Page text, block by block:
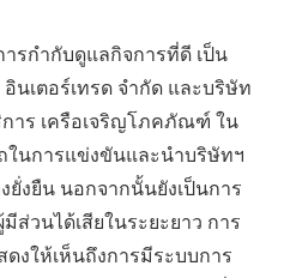
รกำกับดูแลกิจการที่ดี เป็น
เตอร์เทรด จำกัด และบริษัท
าร เครือเจริญโภคภัณฑ์ ใน
ในการแข่งขันและนำบริษัทฯ
ยั่งยืน นอกจากนั้นยังเป็นการ
ส่วนได้เสียในระยะยาว การ
งให้เห็นถึงการมีระบบการ